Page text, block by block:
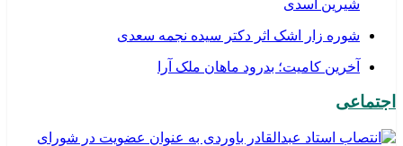
شیرین اسدی
شوره زار اشک اثر دکتر سیده نجمه سعدی
​آخرین کامیت؛ بدرود ماهان ملک آرا
اجتماعی